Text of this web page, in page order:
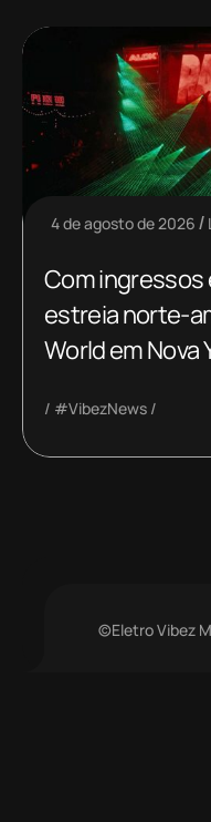
4 de agosto de 2026
Com ingressos
estreia norte-
World em Nova
#VibezNews
©Eletro Vibez